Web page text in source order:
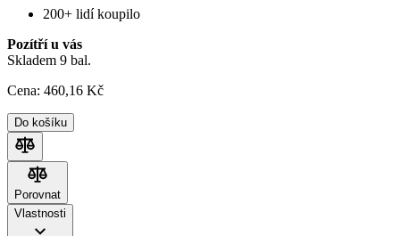
200+ lidí koupilo
Pozítří u vás
Skladem 9 bal.
Cena: 460,16 Kč
Do košíku
Porovnat
Porovnat
Vlastnosti